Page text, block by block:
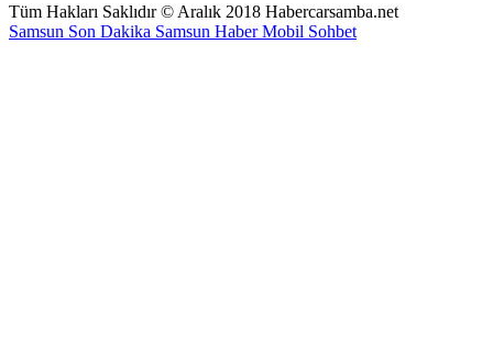
Tüm Hakları Saklıdır © Aralık 2018 Habercarsamba.net
Samsun Son Dakika Samsun HaberMobil Sohbet